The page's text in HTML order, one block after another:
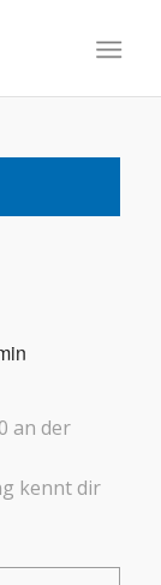
an der
kennt dir